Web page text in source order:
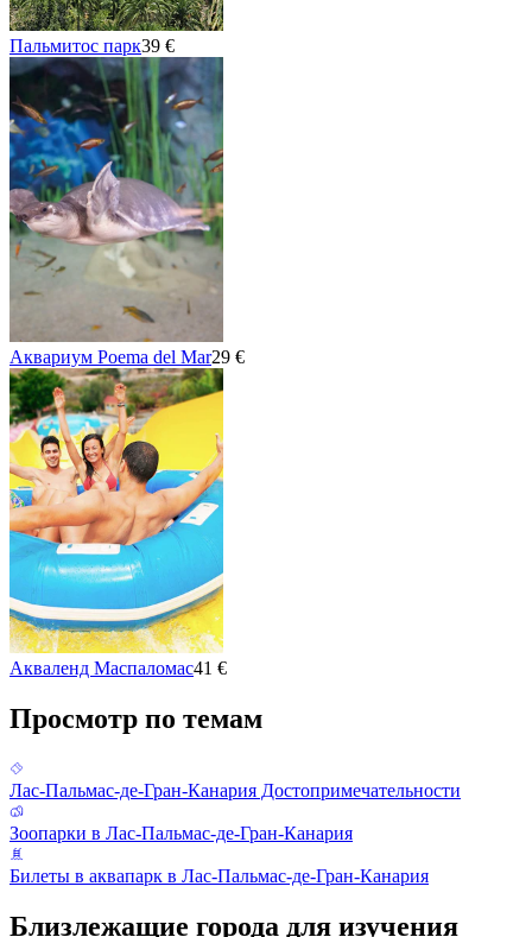
Пальмитос парк39 €
Аквариум Poema del Mar29 €
Акваленд Маспаломас41 €
Просмотр по темам
Лас-Пальмас-де-Гран-Канария Достопримечательности
Зоопарки в Лас-Пальмас-де-Гран-Канария
Билеты в аквапарк в Лас-Пальмас-де-Гран-Канария
Близлежащие города для изучения